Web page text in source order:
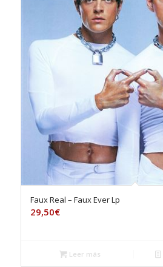
Faux Real – Faux Ever Lp
29,50€
Leer más